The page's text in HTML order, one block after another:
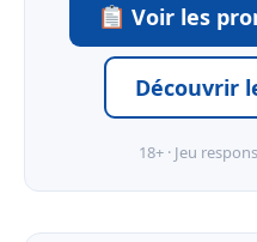
Voir les
Découvrir
18+ · Jeu